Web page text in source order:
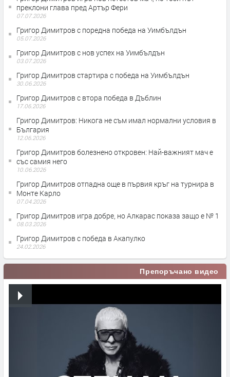
преклони глава пред Артър Фери
07.07.2026
Григор Димитров с поредна победа на Уимбълдън
05.07.2026
Григор Димитров с нов успех на Уимбълдън
03.07.2026
Григор Димитров стартира с победа на Уимбълдън
30.06.2026
Григор Димитров с втора победа в Дъблин
17.06.2026
Григор Димитров: Никога не съм имал нормални условия в
България
12.06.2026
Григор Димитров болезнено откровен: Най-важният мач е
със самия него
10.06.2026
Григор Димитров отпадна още в първия кръг на турнира в
Монте Карло
07.04.2026
Григор Димитров игра добре, но Алкарас показа защо е № 1
08.03.2026
Григор Димитров с победа в Акапулко
24.02.2026
Препоръчано видео